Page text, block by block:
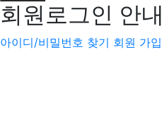
회원로그인 안내
아이디/비밀번호 찾기 회원 가입